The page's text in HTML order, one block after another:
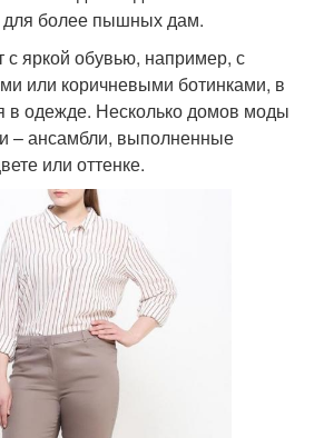
для более пышных дам.
яркой обувью, например, с
или коричневыми ботинками, в
в одежде. Несколько домов моды
– ансамбли, выполненные
или оттенке.